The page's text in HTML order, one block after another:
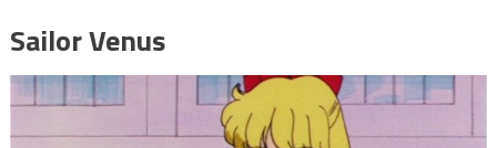
Sailor Venus